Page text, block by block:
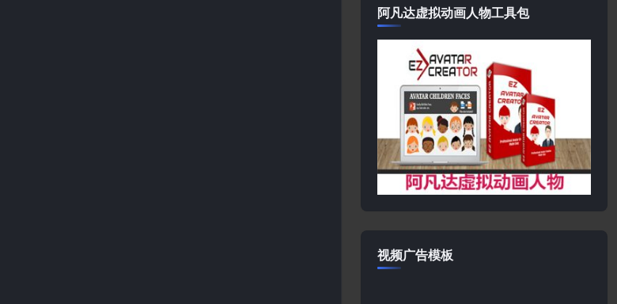
阿凡达虚拟动画人物工具包
视频广告模板